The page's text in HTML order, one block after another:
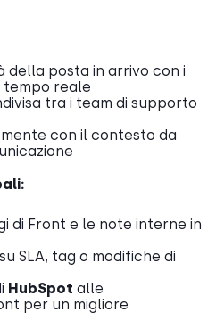
della posta in arrivo con i
tempo reale
tra i team di supporto
con il contesto da
di Front e le note interne in
SLA, tag o modifiche di
HubSpot alle
per un migliore